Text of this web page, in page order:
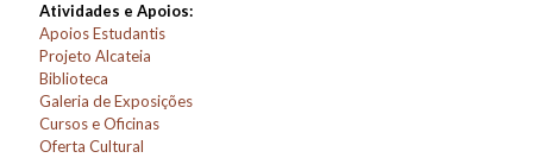
Atividades e Apoios:
Apoios Estudantis
Projeto Alcateia
Biblioteca
Galeria de Exposições
Cursos e Oficinas
Oferta Cultural